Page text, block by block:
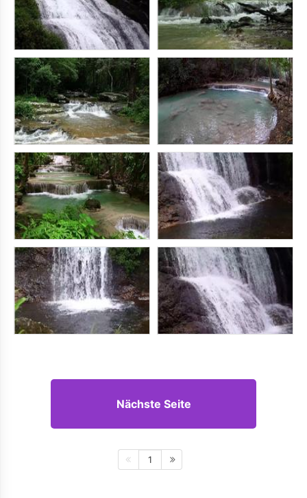
Nächste Seite
1